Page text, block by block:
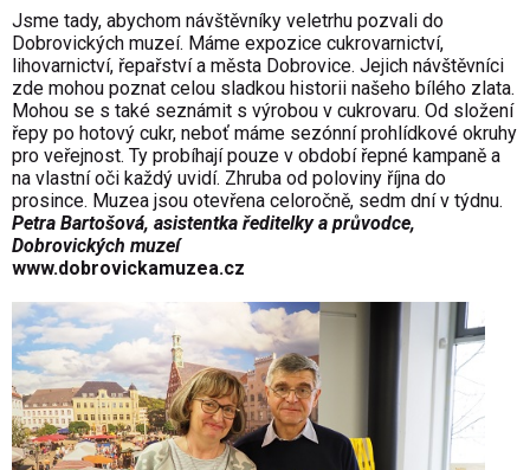
Jsme tady, abychom návštěvníky veletrhu pozvali do
Dobrovických muzeí. Máme expozice cukrovarnictví,
lihovarnictví, řepařství a města Dobrovice. Jejich návštěvníci
zde mohou poznat celou sladkou historii našeho bílého zlata.
Mohou se s také seznámit s výrobou v cukrovaru. Od složení
řepy po hotový cukr, neboť máme sezónní prohlídkové okruhy
pro veřejnost. Ty probíhají pouze v období řepné kampaně a
na vlastní oči každý uvidí. Zhruba od poloviny října do
prosince. Muzea jsou otevřena celoročně, sedm dní v týdnu.
Petra Bartošová, asistentka ředitelky a průvodce,
Dobrovických muzeí
www.dobrovickamuzea.cz